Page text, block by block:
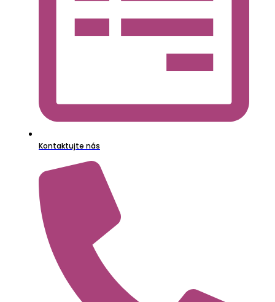
Kontaktujte nás